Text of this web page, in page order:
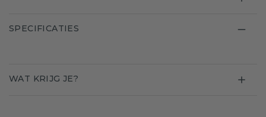
SPECIFICATIES
WAT KRIJG JE?